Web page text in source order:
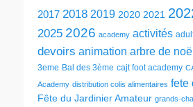
2017 2018 2019 2020 2021
2025 2026 academy activités
devoirs animation arbre de noël
3eme Bal des 3ème cajt foot academy
Academy distribution colis alimentaires fete
Fête du Jardinier Amateur grands-